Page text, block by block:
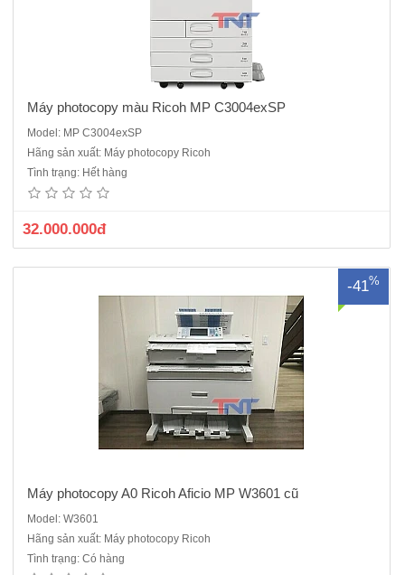
Máy photocopy màu Ricoh MP C3004exSP
Model: MP C3004exSP
Hãng sản xuất: Máy photocopy Ricoh
Tình trạng: Hết hàng
32.000.000đ
-41%
Máy Photocopy A0 Ricoh Aficio MP W3601 máy cũMáy Photocopy
Laser trắng đen, Khổ giấy tối đa: A0Chức năng : Photocopy + In mạng
+ Scan Màu qua mạngKhổ A0,A1,A2Tốc độ copy: 3,6 bản /phút (A0-
A1)Độ phân giải tối đa: 600 dpiTốc độ bản chụp đầ..
Máy photocopy A0 Ricoh Aficio MP W3601 cũ
Model: W3601
Hãng sản xuất: Máy photocopy Ricoh
Tình trạng: Có hàng
trắng đen + In mạng + Scan trắng đen qua mạng.Máy Photocopy